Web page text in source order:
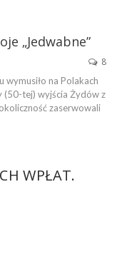
„Jedwabne”
8
na Polakach
(50-tej) wyjścia Żydów z
zaserwowali
WPŁAT.